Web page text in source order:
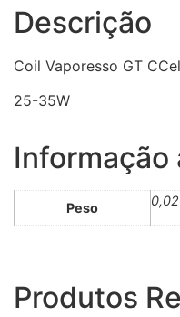
Descrição
Coil Vaporesso GT
25-35W
Informação
Peso
Produtos